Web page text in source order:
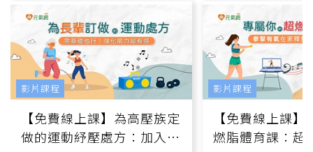
【免費線上課】為高壓族定
做的運動紓壓處方：加入行
影片課程
【免費線上課
燃脂體育課：超
影片課程